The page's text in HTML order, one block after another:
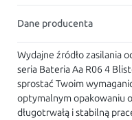
Dane producenta
Wydajne źródło zasilania
seria Bateria Aa R06 4
sprostać Twoim
optymalnym opakowaniu
długotrwałą i stabilną